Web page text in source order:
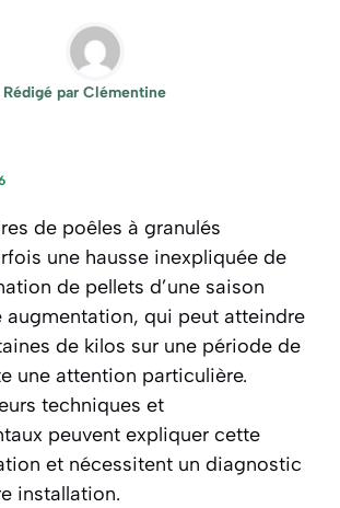
Rédigé par Clémentine
de poêles à granulés
une hausse inexpliquée de
de pellets d’une saison
augmentation, qui peut atteindre
de kilos sur une période de
une attention particulière.
techniques et
peuvent expliquer cette
et nécessitent un diagnostic
installation.